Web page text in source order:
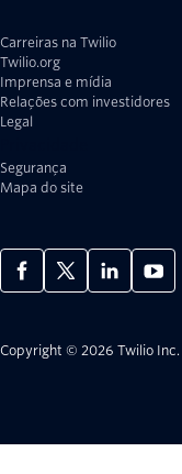
Carreiras na Twilio
Twilio.org
Imprensa e mídia
Relações com investidores
Legal
Segurança
Mapa do site
Copyright © 2026 Twilio Inc.